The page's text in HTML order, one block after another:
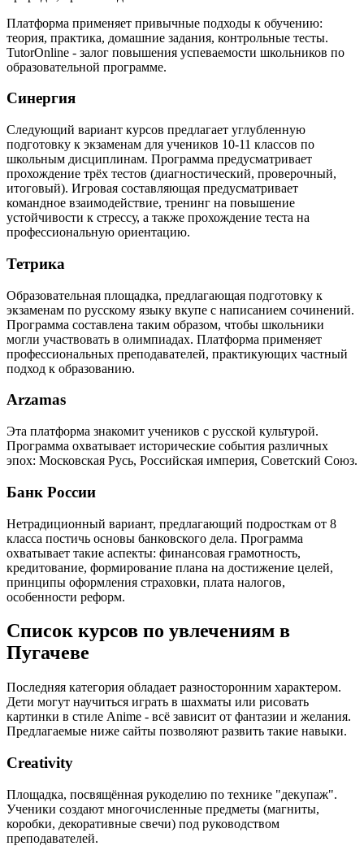
Платформа применяет привычные подходы к обучению:
теория, практика, домашние задания, контрольные тесты.
TutorOnline - залог повышения успеваемости школьников по
образовательной программе.
Синергия
Следующий вариант курсов предлагает углубленную
подготовку к экзаменам для учеников 10-11 классов по
школьным дисциплинам. Программа предусматривает
прохождение трёх тестов (диагностический, проверочный,
итоговый). Игровая составляющая предусматривает
командное взаимодействие, тренинг на повышение
устойчивости к стрессу, а также прохождение теста на
профессиональную ориентацию.
Тетрика
Образовательная площадка, предлагающая подготовку к
экзаменам по русскому языку вкупе с написанием сочинений.
Программа составлена таким образом, чтобы школьники
могли участвовать в олимпиадах. Платформа применяет
профессиональных преподавателей, практикующих частный
подход к образованию.
Arzamas
Эта платформа знакомит учеников с русской культурой.
Программа охватывает исторические события различных
эпох: Московская Русь, Российская империя, Советский Союз.
Банк России
Нетрадиционный вариант, предлагающий подросткам от 8
класса постичь основы банковского дела. Программа
охватывает такие аспекты: финансовая грамотность,
кредитование, формирование плана на достижение целей,
принципы оформления страховки, плата налогов,
особенности реформ.
Список курсов по увлечениям в
Пугачеве
Последняя категория обладает разносторонним характером.
Дети могут научиться играть в шахматы или рисовать
картинки в стиле Anime - всё зависит от фантазии и желания.
Предлагаемые ниже сайты позволяют развить такие навыки.
Creativity
Площадка, посвящённая рукоделию по технике "декупаж".
Ученики создают многочисленные предметы (магниты,
коробки, декоративные свечи) под руководством
преподавателей.